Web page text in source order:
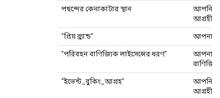
পছন্দের কেনাকাটার স্থান
আপনি
আগ্রহী?
"প্রিয় ব্র্যান্ড" আপনার
"পরিবহন বাণিজ্যিক লাইসেন্সের ধরণ"
আপনার
"ইভেন্ট_বুকিং_আগ্রহ"
আপনি
আগ্রহী?